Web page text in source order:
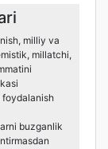
milliy va
millatchi,
buzganlik